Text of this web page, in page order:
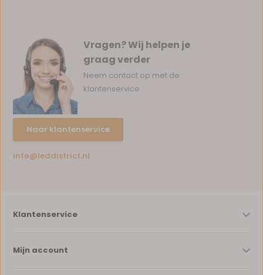
Vragen? Wij helpen je
graag verder
Neem contact op met de
klantenservice
Naar klantenservice
info@leddistrict.nl
Klantenservice
Mijn account